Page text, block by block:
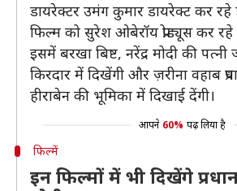
डायरेक्टर उमंग कुमार डायरेक्ट कर रहे
फिल्म को सुरेश ओबेरॉय प्रोड्यूस कर रहे
इसमें बरखा बिष्ट, नरेंद्र मोदी की
किरदार में दिखेंगी और ज़रीना वहाब
हीराबेन की भूमिका में दिखाई देंगी।
आपने 60% पढ़ लिया है
फिल्में
इन फिल्मों में भी दिखेंगे